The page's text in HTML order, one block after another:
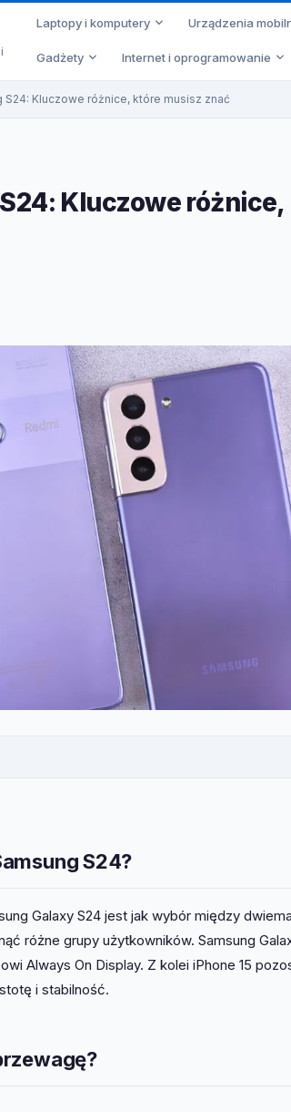
Laptopy i komputery Urządzenia
Gadżety Internet i oprogramowanie
S24: Kluczowe różnice, które musisz znać
Kluczowe
S24?
Galaxy S24 jest jak wybór między
różne grupy użytkowników. Samsung
Always On Display. Z kolei iPhone 15
i stabilność.